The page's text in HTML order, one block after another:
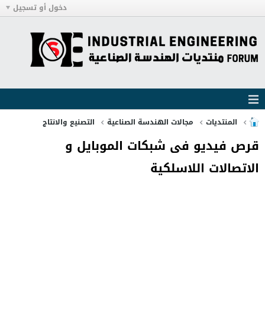
دخول أو تسجيل
المنتديات مجالات الهندسة الصناعية التصنيع والانتاج
قرص فيديو فى شبكات الموبايل و
الاتصالات اللاسلكية